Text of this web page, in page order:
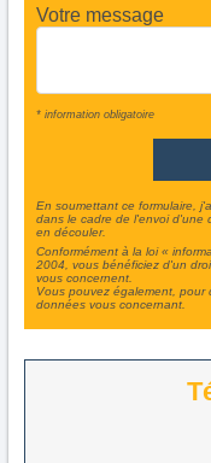
Votre message
* information obligatoire
En soumettant ce formulaire,
dans le cadre de l'envoi d'une
en découler.
Conformément à la loi «
2004, vous bénéficiez d'un
vous concernent.
Vous pouvez également, pour
données vous concernant.